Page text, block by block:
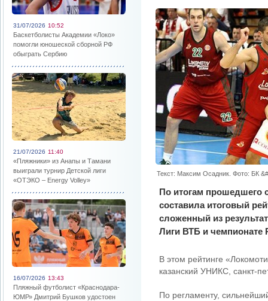
31/07/2026 10:52
Баскетболисты Академии «Локо»
помогли юношеской сборной РФ
обыграть Сербию
21/07/2026 11:40
«Пляжники» из Анапы и Тамани
выиграли турнир Детской лиги
«ОТЭКО – Energy Volley»
16/07/2026 13:43
Пляжный футболист «Краснодара-
ЮМР» Дмитрий Бушков удостоен
Текст: Максим Осадник. Фото: БК
По итогам прошедшего
составила итоговый
сложенный из
Лиги ВТБ и чемпионате
В этом рейтинге
казанский УНИКС, санкт-
По регламенту,